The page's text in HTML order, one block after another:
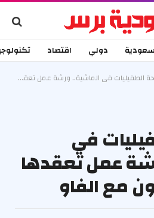
دولي اقتصاد
في الماشية.. ورشة عمل تعقدها الزراعة بالتعاون مع الفاو
في
عمل تعقدها
مع الفاو